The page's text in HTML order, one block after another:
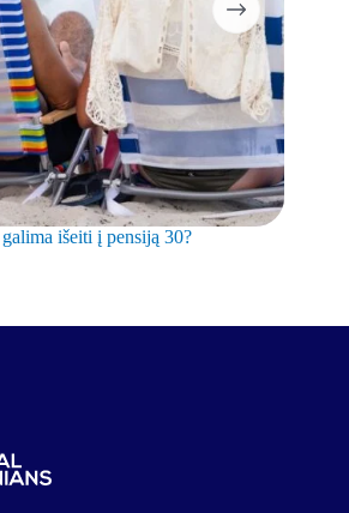
išeiti į pensiją 30?